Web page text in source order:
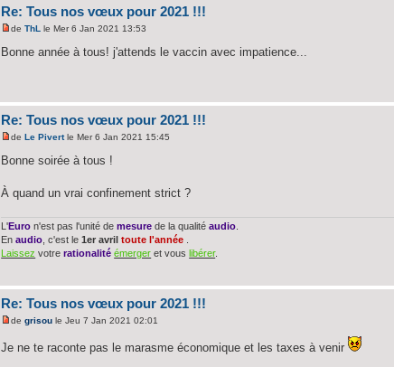
Re: Tous nos vœux pour 2021 !!!
deThL le Mer 6 Jan 2021 13:53
Bonne année à tous! j'attends le vaccin avec impatience...
Re: Tous nos vœux pour 2021 !!!
deLe Pivertle Mer 6 Jan 2021 15:45
Bonne soirée à tous !
À quand un vrai confinement strict ?
L'Euro n'est pas l'unité demesure de la qualitéaudio
Enaudio , c'est le1er avril toute l'année
Laissez votrerationalité émerger et vouslibérer.
Re: Tous nos vœux pour 2021 !!!
degrisou le Jeu 7 Jan 2021 02:01
Je ne te raconte pas le marasme économique et les taxes à venir